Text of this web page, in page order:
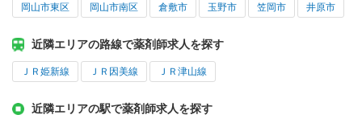
岡山市東区 岡山市南区 倉敷市 玉野市 笠岡市 井原市
近隣エリアの路線で薬剤師求人を探す
ＪＲ姫新線 ＪＲ因美線 ＪＲ津山線
近隣エリアの駅で薬剤師求人を探す